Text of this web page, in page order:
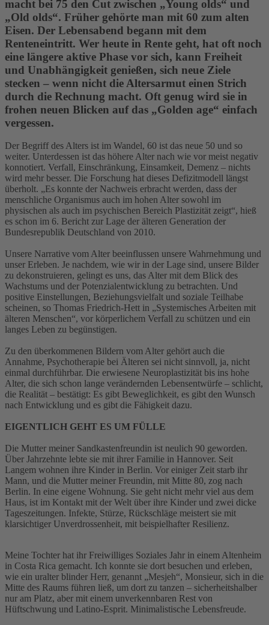
macht bei 75 den Cut zwischen „Young olds“ und
„Old olds“. Früher gehörte man mit 60 zum alten
Eisen. Der Lebensabend begann mit dem
Renteneintritt. Wer heute in Rente geht, hat oft noch
eine längere aktive Phase vor sich, kann Freiheit
und Unabhängigkeit genießen, sich neue Ziele
stecken – wenn nicht die Altersarmut einen Strich
durch die Rechnung macht. Oft genug wird sie in
frohen neuen Blicken auf das „Golden age“ einfach
vergessen.
Der Begriff des Alters ist im Wandel, 60 ist das neue 50 und so
weiter. Unterdessen ist das höhere Alter nach wie vor meist negativ
konnotiert. Verfall, Einschränkung, Einsamkeit, Demenz – nichts
wird mehr besser. Die Forschung hat dieses Defizitmodell längst
überholt. „Es konnte der Nachweis erbracht werden, dass der
menschliche Organismus auch im hohen Alter sowohl im
physischen als auch im psychischen Bereich Plastizität zeigt“, hieß
es schon im 6. Bericht zur Lage der älteren Generation der
Bundesrepublik Deutschland von 2010.
Unsere Narrative vom Alter beeinflussen unsere Wahrnehmung und
unser Erleben. Je nachdem, wie wir in der Lage sind, unsere Bilder
zu dekonstruieren, gelingt es uns, das Alter mit dem Blick des
Wachstums und der Potenzialentwicklung zu betrachten. Und
positive Einstellungen, Beziehungsvielfalt und soziale Teilhabe
scheinen, so Thomas Friedrich-Hett in „Systemisches Arbeiten mit
älteren Menschen“, vor körperlichem Verfall zu schützen und ein
langes Leben zu begünstigen.
Zu den überkommenen Bildern vom Alter gehört auch die
Annahme, Psychotherapie bei Älteren sei nicht sinnvoll, ja, nicht
einmal durchführbar. Die erwiesene Neuroplastizität bis ins hohe
Alter, die sich schon lange verändernden Lebensentwürfe – schlicht,
die Realität – bestätigt: Es gibt Beweglichkeit, es gibt den Wunsch
nach Entwicklung und es gibt die Fähigkeit dazu.
EIGENTLICH GEHT ES UM FÜLLE
Die Mutter meiner Sandkastenfreundin ist neulich 90 geworden.
Über Jahrzehnte lebte sie mit ihrer Familie in Hannover. Seit
Langem wohnen ihre Kinder in Berlin. Vor einiger Zeit starb ihr
Mann, und die Mutter meiner Freundin, mit Mitte 80, zog nach
Berlin. In eine eigene Wohnung. Sie geht nicht mehr viel aus dem
Haus, ist im Kontakt mit der Welt über ihre Kinder und zwei dicke
Tageszeitungen. Infekte, Stürze, Rückschläge meistert sie mit
klarsichtiger Unverdrossenheit, mit beispielhafter Resilienz.
Meine Tochter hat ihr Freiwilliges Soziales Jahr in einem Altenheim
in Costa Rica gemacht. Ich konnte sie dort besuchen und erleben,
wie ein uralter blinder Herr, genannt „Mesjeh“, Monsieur, sich in die
Mitte des Raums führen ließ, um dort zu tanzen – sicherheitshalber
nur am Platz, aber mit einem unverkennbaren Rest von
Hüftschwung und Latino-Esprit. Minimalistische Lebensfreude.